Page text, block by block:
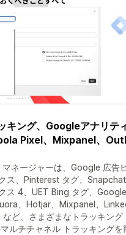
キング、Googleアナリティ
Pixel、Mixpanel、
ネージャーは、Google 広告ピ
ス、Pinterest タグ、Snapchat
ス 4、UET Bing タグ、
、Hotjar、Mixpanel、
ど、さまざまなトラッキング
ルチチャネル トラッキングを